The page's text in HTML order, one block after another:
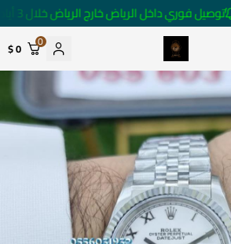
توصيل فوري داخل الرياض خارج الرياض خلال 3 أيام 🚚
متجر ساعات رومانس
0
0 $